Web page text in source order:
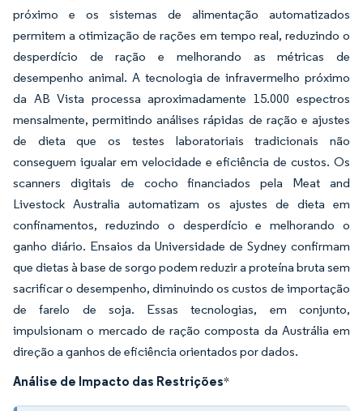
próximo e os sistemas de alimentação automatizados
permitem a otimização de rações em tempo real, reduzindo o
desperdício de ração e melhorando as métricas de
desempenho animal. A tecnologia de infravermelho próximo
da AB Vista processa aproximadamente 15.000 espectros
mensalmente, permitindo análises rápidas de ração e ajustes
de dieta que os testes laboratoriais tradicionais não
conseguem igualar em velocidade e eficiência de custos. Os
scanners digitais de cocho financiados pela Meat and
Livestock Australia automatizam os ajustes de dieta em
confinamentos, reduzindo o desperdício e melhorando o
ganho diário. Ensaios da Universidade de Sydney confirmam
que dietas à base de sorgo podem reduzir a proteína bruta sem
sacrificar o desempenho, diminuindo os custos de importação
de farelo de soja. Essas tecnologias, em conjunto,
impulsionam o mercado de ração composta da Austrália em
direção a ganhos de eficiência orientados por dados.
Análise de Impacto das Restrições*